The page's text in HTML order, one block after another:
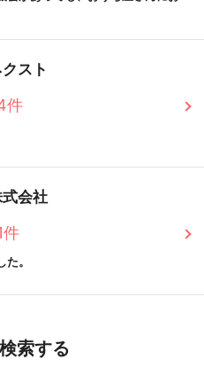
スト
件
会社
件
。
索する